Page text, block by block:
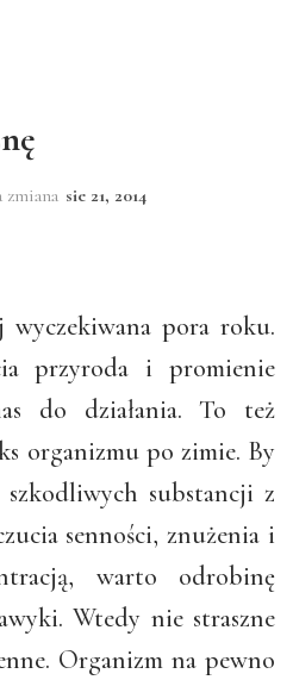
sie 21, 2014
wyczekiwana pora roku.
przyroda i promienie
do działania. To też
organizmu po zimie. By
substancji z
senności, znużenia i
warto odrobinę
Wtedy nie straszne
Organizm na pewno